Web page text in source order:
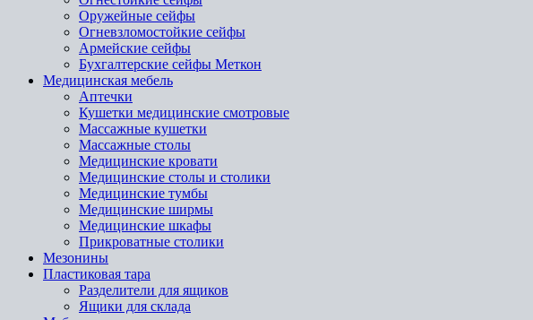
Оружейные сейфы
Огневзломостойкие сейфы
Армейские сейфы
Бухгалтерские сейфы Меткон
Медицинская мебель
Аптечки
Кушетки медицинские смотровые
Массажные кушетки
Массажные столы
Медицинские кровати
Медицинские столы и столики
Медицинские тумбы
Медицинские ширмы
Медицинские шкафы
Прикроватные столики
Мезонины
Пластиковая тара
Разделители для ящиков
Ящики для склада